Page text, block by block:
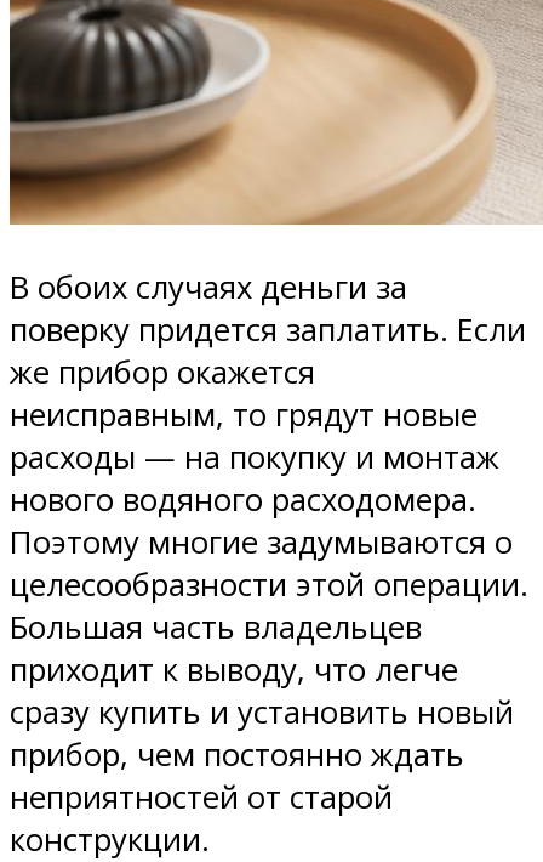
В обоих случаях деньги за
поверку придется заплатить. Если
же прибор окажется
неисправным, то грядут новые
расходы — на покупку и монтаж
нового водяного расходомера.
Поэтому многие задумываются о
целесообразности этой операции.
Большая часть владельцев
приходит к выводу, что легче
сразу купить и установить новый
прибор, чем постоянно ждать
неприятностей от старой
конструкции.